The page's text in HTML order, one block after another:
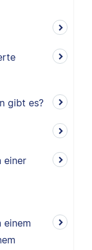
gibt es?
einer
einem